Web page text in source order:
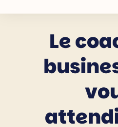
Le